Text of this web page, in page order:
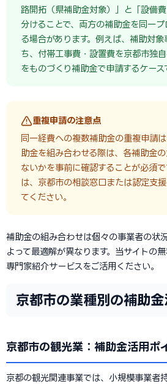
路開拓（県補助金対象）」と「設備
分けることで、両方の補助金を同一
る場合があります。例えば、補助対
ち、付帯工事費・設置費を京都市独
をものづくり補助金で申請するケース
重複申請の注意点
同一経費への複数補助金の重複申請
助金を組み合わせる際は、各補助金
ないかを事前に確認することが必須
は、京都市の相談窓口または認定支
てください。
補助金の組み合わせは個々の事業者の状
よって最適解が異なります。当サイトの
専門家紹介サービスをご活用ください。
京都市の業種別の補助
京都市の観光業：補助金活用ポ
京都の観光関連事業では、小規模事業者